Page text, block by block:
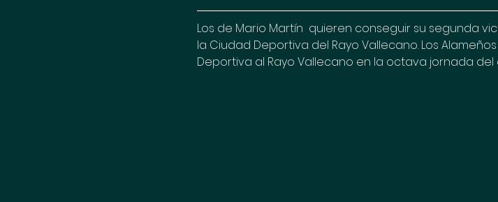
Los de Mario Martín  quieren conseguir su segunda
la Ciudad Deportiva del Rayo Vallecano. Los
Deportiva al Rayo Vallecano en la octava jornada